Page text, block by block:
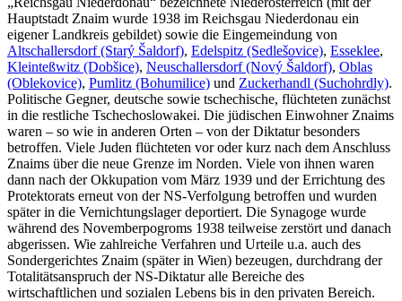
Hauptstadt Znaim wurde 1938 im Reichsgau Niederdonau ein
eigener Landkreis gebildet) sowie die Eingemeindung von
Altschallersdorf (Starý Šaldorf), Edelspitz (Sedlešovice), Esseklee,
Kleinteßwitz (Dobšice), Neuschallersdorf (Nový Šaldorf), Oblas
(Oblekovice), Pumlitz (Bohumilice) und Zuckerhandl (Suchohrdly).
Politische Gegner, deutsche sowie tschechische, flüchteten zunächst
in die restliche Tschechoslowakei. Die jüdischen Einwohner Znaims
waren – so wie in anderen Orten – von der Diktatur besonders
betroffen. Viele Juden flüchteten vor oder kurz nach dem Anschluss
Znaims über die neue Grenze im Norden. Viele von ihnen waren
dann nach der Okkupation vom März 1939 und der Errichtung des
Protektorats erneut von der NS-Verfolgung betroffen und wurden
später in die Vernichtungslager deportiert. Die Synagoge wurde
während des Novemberpogroms 1938 teilweise zerstört und danach
abgerissen. Wie zahlreiche Verfahren und Urteile u.a. auch des
Sondergerichtes Znaim (später in Wien) bezeugen, durchdrang der
Totalitätsanspruch der NS-Diktatur alle Bereiche des
wirtschaftlichen und sozialen Lebens bis in den privaten Bereich.